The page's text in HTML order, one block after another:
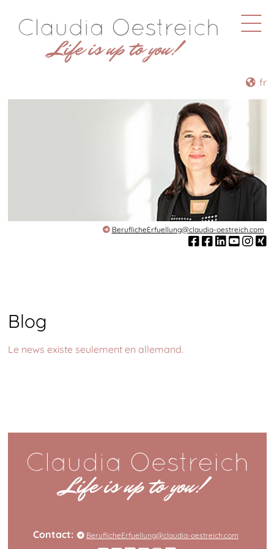
fr
BeruflicheErfuellung@claudia-oestreich.com
Blog
Le news existe seulement en allemand.
Contact: BeruflicheErfuellung@claudia-oestreich.com